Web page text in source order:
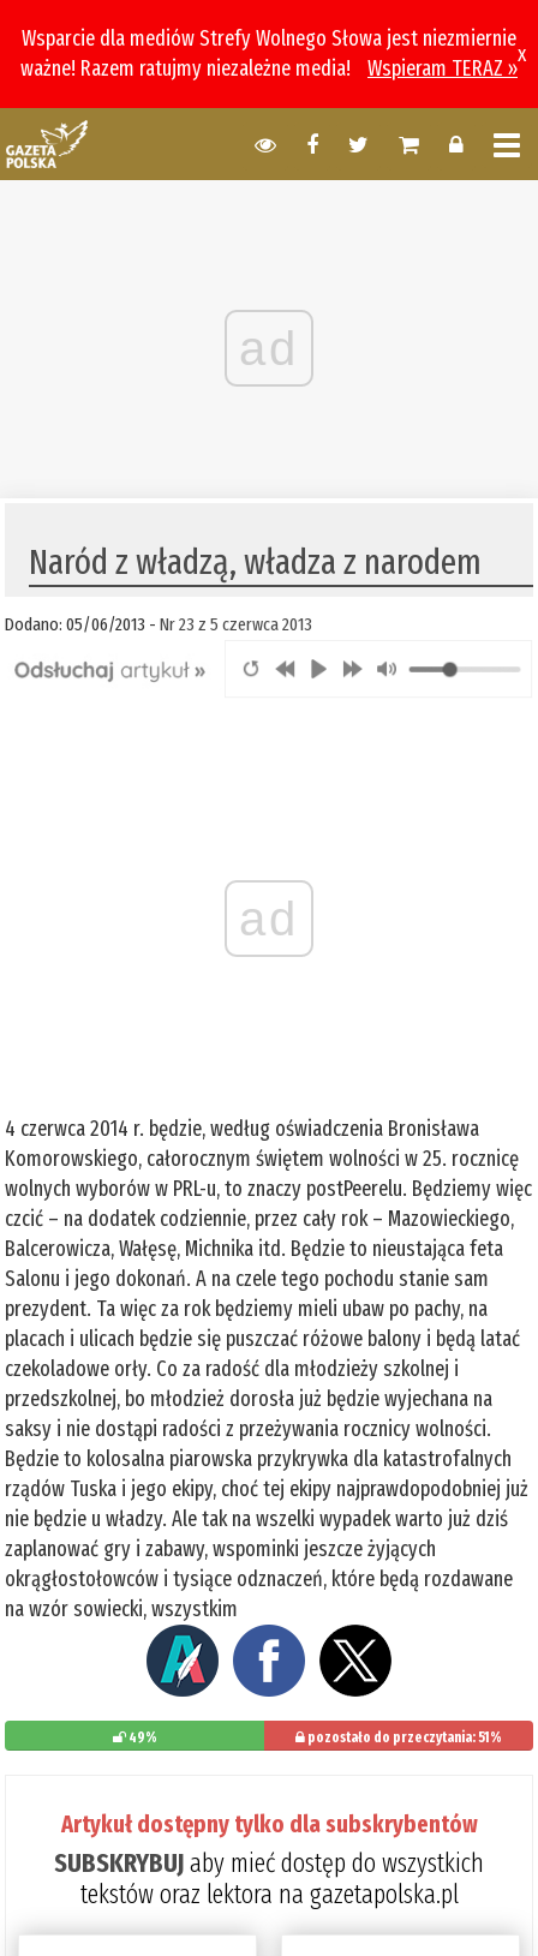
Wsparcie dla mediów Strefy Wolnego Słowa jest niezmiernie
ważne! Razem ratujmy niezależne media!
Wspieram TERAZ »
x
ad
Naród z władzą, władza z narodem
Dodano: 05/06/2013 -Nr 23 z 5 czerwca 2013
ad
4 czerwca 2014 r. będzie, według oświadczenia Bronisława
Komorowskiego, całorocznym świętem wolności w 25. rocznicę
wolnych wyborów w PRL-u, to znaczy postPeerelu. Będziemy więc
czcić – na dodatek codziennie, przez cały rok – Mazowieckiego,
Balcerowicza, Wałęsę, Michnika itd. Będzie to nieustająca feta
Salonu i jego dokonań. A na czele tego pochodu stanie sam
prezydent. Ta więc za rok będziemy mieli ubaw po pachy, na
placach i ulicach będzie się puszczać różowe balony i będą latać
czekoladowe orły. Co za radość dla młodzieży szkolnej i
przedszkolnej, bo młodzież dorosła już będzie wyjechana na
saksy i nie dostąpi radości z przeżywania rocznicy wolności.
Będzie to kolosalna piarowska przykrywka dla katastrofalnych
rządów Tuska i jego ekipy, choć tej ekipy najprawdopodobniej już
nie będzie u władzy. Ale tak na wszelki wypadek warto już dziś
zaplanować gry i zabawy, wspominki jeszcze żyjących
okrągłostołowców i tysiące odznaczeń, które będą rozdawane
na wzór sowiecki, wszystkim
49% pozostało do przeczytania: 51%
Artykuł dostępny tylko dla subskrybentów
SUBSKRYBUJaby mieć dostęp do wszystkich
tekstów oraz lektora na gazetapolska.pl